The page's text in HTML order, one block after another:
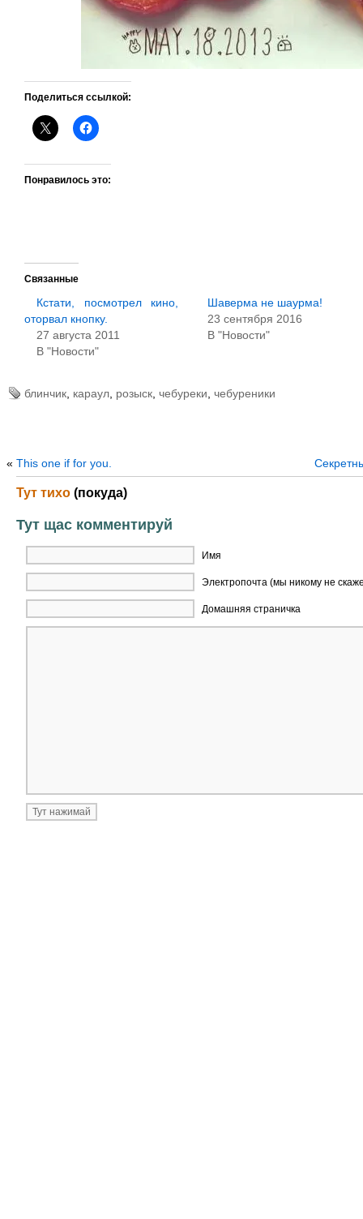
Поделиться ссылкой:
Понравилось это:
Связанные
Кстати, посмотрел кино,
оторвал кнопку.
27 августа 2011
В "Новости"
Шаверма не шаурма!
23 сентября 2016
В "Новости"
блинчик караул розыск чебуреки чебуреники
« This one if for you.
Тут тихо (покуда)
Тут щас комментируй
Имя
Электропочта (мы никому не
Домашняя страничка